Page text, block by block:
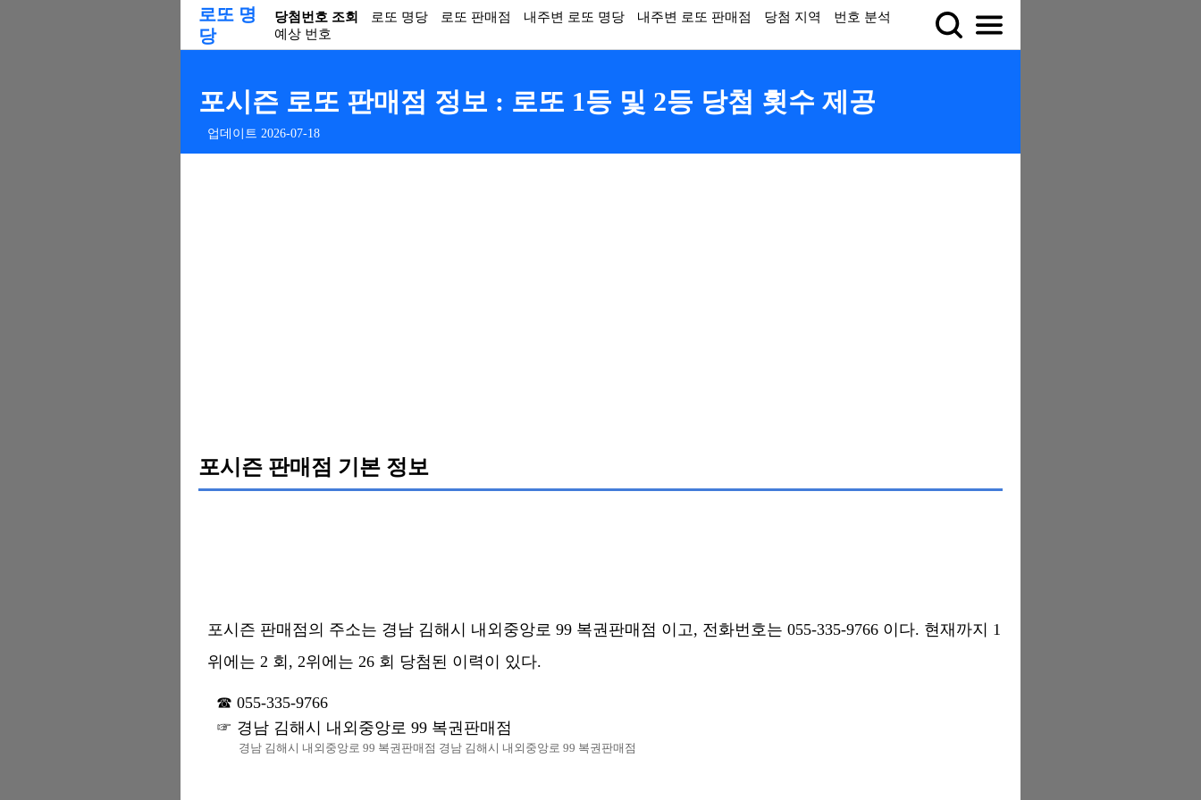
로또 명
당
당첨번호 조회 로또 명당 로또 판매점 내주변 로또 명당 내주변 로또 판매점 당첨 지역
번호 분석
예상 번호
포시즌 로또 판매점 정보 : 로또 1등 및 2등 당첨 횟수 제공
업데이트 2026-07-18
포시즌 판매점 기본 정보
포시즌 판매점의 주소는 경남 김해시 내외중앙로 99 복권판매점 이고, 전화번호는 055-335-9766 이다. 현재까지 1
위에는 2 회, 2위에는 26 회 당첨된 이력이 있다.
055-335-9766
경남 김해시 내외중앙로 99 복권판매점
경남 김해시 내외중앙로 99 복권판매점 경남 김해시 내외중앙로 99 복권판매점